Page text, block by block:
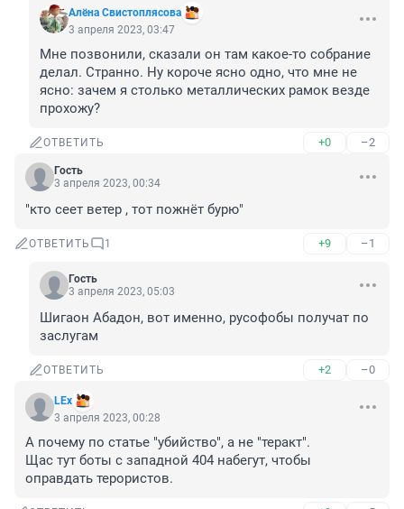
Алёна Свистоплясова
3 апреля 2023, 03:47
Мне позвонили, сказали он там какое-то собрание
делал. Странно. Ну короче ясно одно, что мне не
ясно: зачем я столько металлических рамок везде
прохожу?
ОТВЕТИТЬ +0 –2
Гость
3 апреля 2023, 00:34
"кто сеет ветер , тот пожнёт бурю"
ОТВЕТИТЬ 1 +9 –1
Гость
3 апреля 2023, 05:03
Шигаон Абадон, вот именно, русофобы получат по
заслугам
ОТВЕТИТЬ +2 –0
LEx
3 апреля 2023, 00:28
А почему по статье "убийство", а не "теракт".
Щас тут боты с западной 404 набегут, чтобы
оправдать терористов.